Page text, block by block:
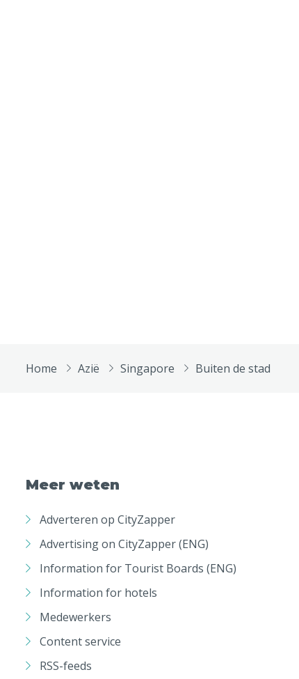
Home Azië Singapore Buiten de stad
Meer weten
Adverteren op CityZapper
Advertising on CityZapper (ENG)
Information for Tourist Boards (ENG)
Information for hotels
Medewerkers
Content service
RSS-feeds